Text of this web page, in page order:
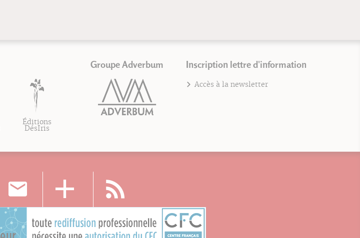
Éditions
DésIris
Groupe Adverbum Inscription lettre d'information
Accès à la newsletter